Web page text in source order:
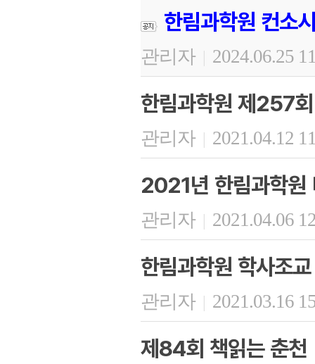
한림과학원 컨소
관리자 | 2024.06.25
한림과학원 제257
관리자 | 2021.04.12
2021년 한림과학원
관리자 | 2021.04.06
한림과학원 학사조
관리자 | 2021.03.16
제84회 책읽는 춘천